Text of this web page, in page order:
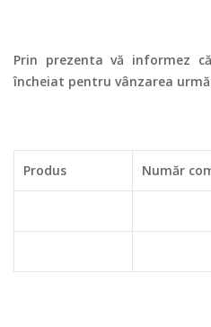
Prin prezenta vă informez
încheiat pentru vânzarea
Produs Număr